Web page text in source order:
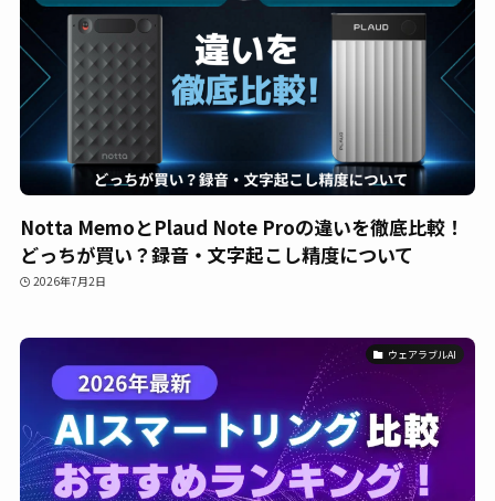
Notta MemoとPlaud Note Proの違いを徹底比較！
どっちが買い？録音・文字起こし精度について
2026年7月2日
ウェアラブルAI